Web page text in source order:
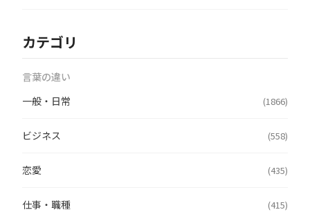
カテゴリ
言葉の違い
一般・日常
(1866)
ビジネス (558)
恋愛 (435)
仕事・職種 (415)